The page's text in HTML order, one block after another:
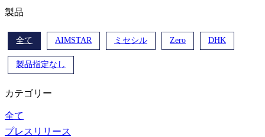
製品
全て AIMSTAR ミセシル Zero DHK
製品指定なし
カテゴリー
全て
プレスリリース